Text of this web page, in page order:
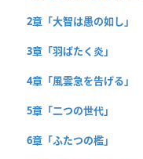
2章「大智は愚の如し」
3章「羽ばたく炎」
4章「風雲急を告げる」
5章「二つの世代」
6章「ふたつの檻」